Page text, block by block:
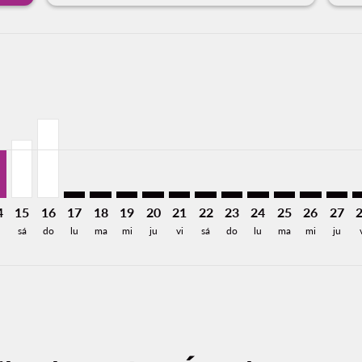
2.9KMXN
15
sá
16
do
17
lu
18
ma
CUU–LAX: cmp-view-offers-disclaimer.
19
mi
CUU–LAX: cmp-view-offers-
20
ju
CUU–LAX: cmp-view-offers-
21
vi
CUU–LAX: cmp-view-
22
sá
CUU–LAX: cmp-view-
23
do
CUU–LAX: cmp-
24
lu
CUU–LAX:
25
ma
26
mi
27
ju